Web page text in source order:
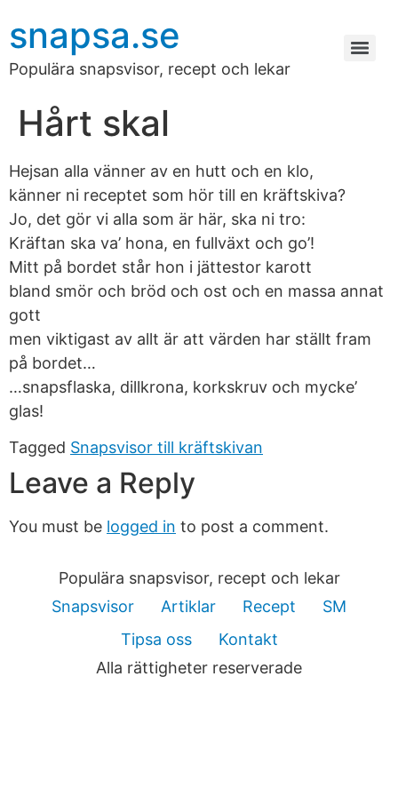
snapsa.se
Populära snapsvisor, recept och lekar
Hårt skal
Hejsan alla vänner av en hutt och en klo,
känner ni receptet som hör till en kräftskiva?
Jo, det gör vi alla som är här, ska ni tro:
Kräftan ska va’ hona, en fullväxt och go’!
Mitt på bordet står hon i jättestor karott
bland smör och bröd och ost och en massa annat
gott
men viktigast av allt är att värden har ställt fram
på bordet…
…snapsflaska, dillkrona, korkskruv och mycke’
glas!
Tagged Snapsvisor till kräftskivan
Leave a Reply
You must be logged in to post a comment.
Populära snapsvisor, recept och lekar
Snapsvisor
Artiklar Recept
SM
Tipsa oss
Kontakt
Alla rättigheter reserverade